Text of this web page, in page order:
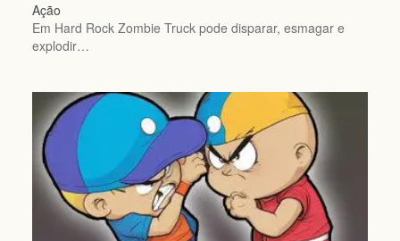
Ação
Em Hard Rock Zombie Truck pode disparar, esmagar e
explodir…